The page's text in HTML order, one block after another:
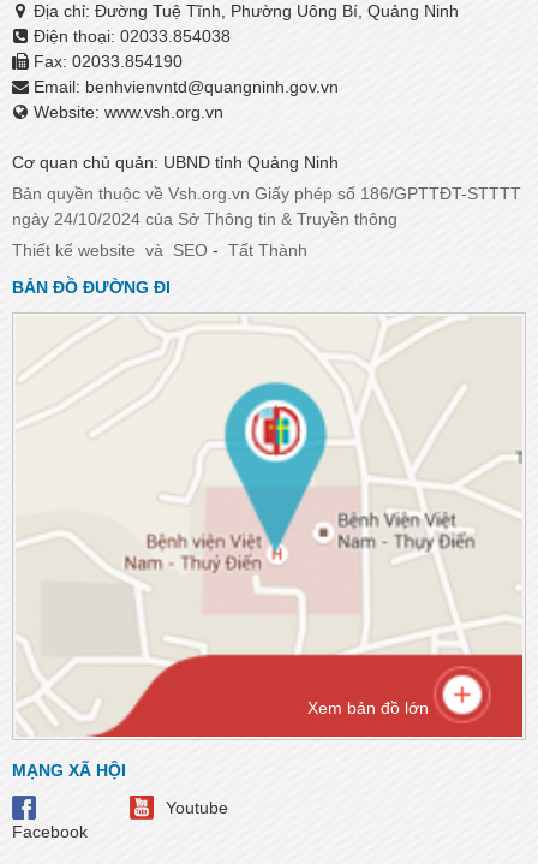
Địa chỉ: Đường Tuệ Tĩnh, Phường Uông Bí, Quảng Ninh
Điện thoại: 02033.854038
Fax: 02033.854190
Email: benhvienvntd@quangninh.gov.vn​​​​​​​
Website: www.vsh.org.vn
Cơ quan chủ quản: UBND tỉnh Quảng Ninh
Bản quyền thuộc về Vsh.org.vn Giấy phép số 186/GPTTĐT-STTTT
ngày 24/10/2024 của Sở Thông tin & Truyền thông
Thiết kế website và SEO - Tất Thành
BẢN ĐỒ ĐƯỜNG ĐI
Xem bản đồ lớn
MẠNG XÃ HỘI
Facebook
Youtube